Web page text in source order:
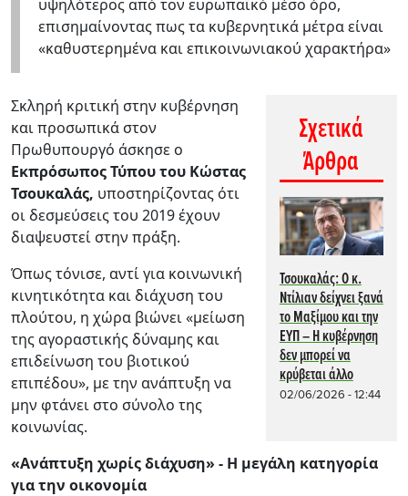
υψηλότερος από τον ευρωπαϊκό μέσο όρο,
επισημαίνοντας πως τα κυβερνητικά μέτρα είναι
«καθυστερημένα και επικοινωνιακού χαρακτήρα»
Σχετικά
Άρθρα
Τσουκαλάς: Ο κ.
Ντίλιαν δείχνει ξανά
το Μαξίμου και την
ΕΥΠ – Η κυβέρνηση
δεν μπορεί να
κρύβεται άλλο
02/06/2026 - 12:44
Σκληρή κριτική στην κυβέρνηση
και προσωπικά στον
Πρωθυπουργό άσκησε ο
Εκπρόσωπος Τύπου του Κώστας
Τσουκαλάς, υποστηρίζοντας ότι
οι δεσμεύσεις του 2019 έχουν
διαψευστεί στην πράξη.
Όπως τόνισε, αντί για κοινωνική
κινητικότητα και διάχυση του
πλούτου, η χώρα βιώνει «μείωση
της αγοραστικής δύναμης και
επιδείνωση του βιοτικού
επιπέδου», με την ανάπτυξη να
μην φτάνει στο σύνολο της
κοινωνίας.
«Ανάπτυξη χωρίς διάχυση» - Η μεγάλη κατηγορία
για την οικονομία